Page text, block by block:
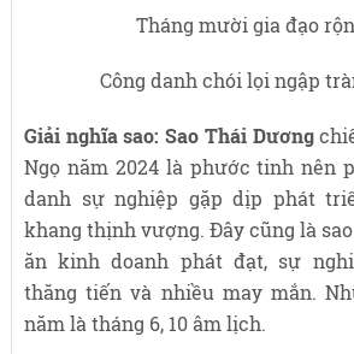
Tháng mười gia đạo
Công danh chói lọi ngập
Giải nghĩa sao: Sao Thái Dương
Ngọ năm 2024 là phước tinh nên
danh sự nghiệp gặp dịp phát
khang thịnh vượng. Đây cũng là
ăn kinh doanh phát đạt, sự
thăng tiến và nhiều may mắn.
năm là tháng 6, 10 âm lịch.